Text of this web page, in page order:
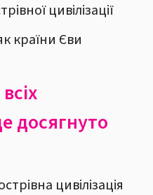
цивілізації
країни Єви
досягнуто
цивілізація